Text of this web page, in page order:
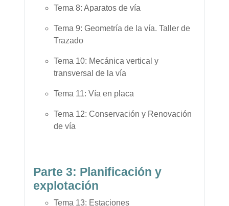
Tema 8: Aparatos de vía
Tema 9: Geometría de la vía. Taller de
Trazado
Tema 10: Mecánica vertical y
transversal de la vía
Tema 11: Vía en placa
Tema 12: Conservación y Renovación
de vía
Parte 3: Planificación y
explotación
Tema 13: Estaciones